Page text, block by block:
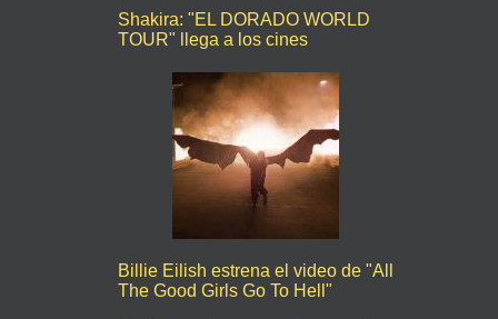
Shakira: "EL DORADO WORLD
TOUR" llega a los cines
Billie Eilish estrena el video de "All
The Good Girls Go To Hell"